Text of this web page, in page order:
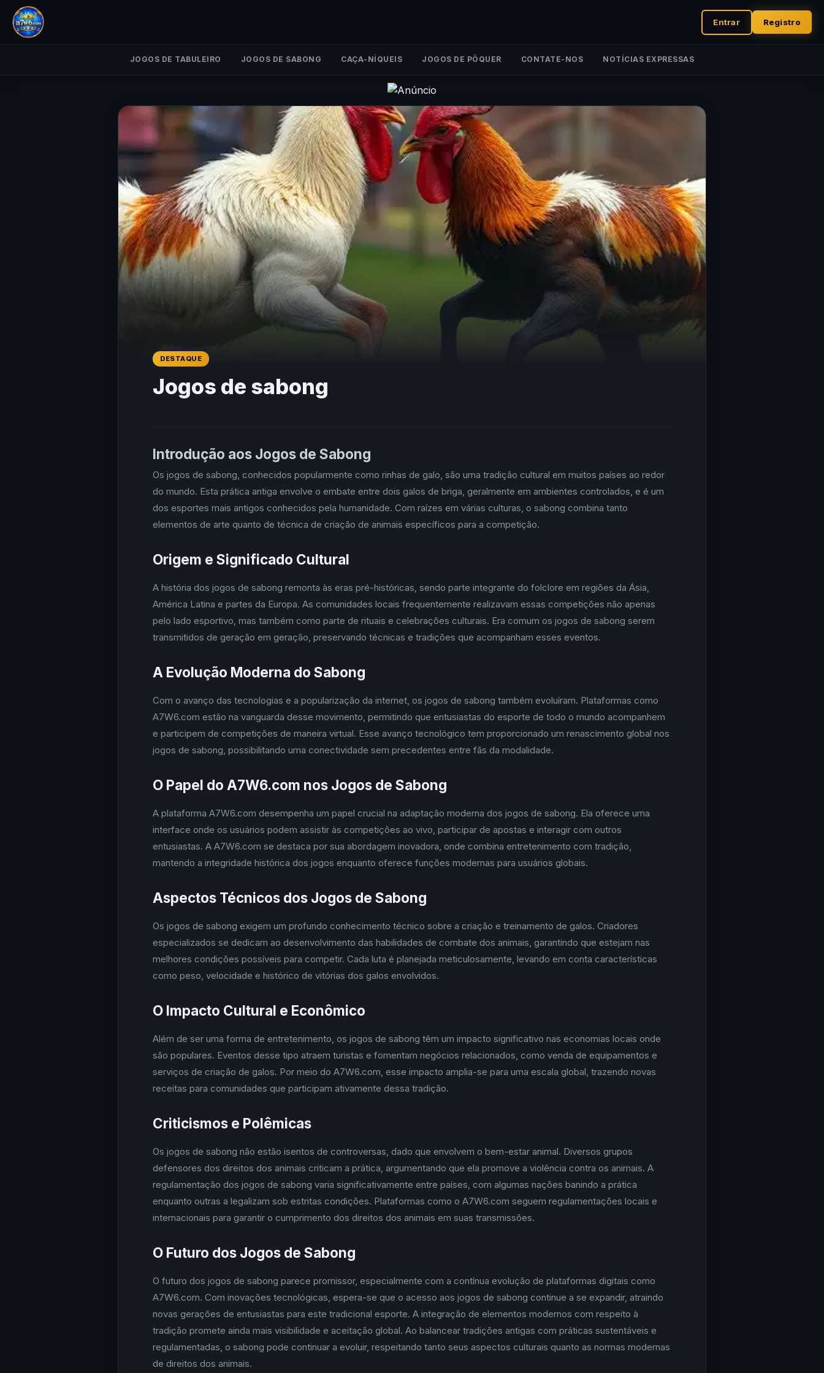
Entrar Registro
JOGOS DE TABULEIRO JOGOS DE SABONG CAÇA-NÍQUEIS JOGOS DE PÔQUER CONTATE-NOS NOTÍCIAS EXPRESSAS
DESTAQUE
Jogos de sabong
Introdução aos Jogos de Sabong
Os jogos de sabong, conhecidos popularmente como rinhas de galo, são uma tradição cultural em muitos países ao redor
do mundo. Esta prática antiga envolve o embate entre dois galos de briga, geralmente em ambientes controlados, e é um
dos esportes mais antigos conhecidos pela humanidade. Com raízes em várias culturas, o sabong combina tanto
elementos de arte quanto de técnica de criação de animais específicos para a competição.
Origem e Significado Cultural
A história dos jogos de sabong remonta às eras pré-históricas, sendo parte integrante do folclore em regiões da Ásia,
América Latina e partes da Europa. As comunidades locais frequentemente realizavam essas competições não apenas
pelo lado esportivo, mas também como parte de rituais e celebrações culturais. Era comum os jogos de sabong serem
transmitidos de geração em geração, preservando técnicas e tradições que acompanham esses eventos.
A Evolução Moderna do Sabong
Com o avanço das tecnologias e a popularização da internet, os jogos de sabong também evoluíram. Plataformas como
A7W6.com estão na vanguarda desse movimento, permitindo que entusiastas do esporte de todo o mundo acompanhem
e participem de competições de maneira virtual. Esse avanço tecnológico tem proporcionado um renascimento global nos
jogos de sabong, possibilitando uma conectividade sem precedentes entre fãs da modalidade.
O Papel do A7W6.com nos Jogos de Sabong
A plataforma A7W6.com desempenha um papel crucial na adaptação moderna dos jogos de sabong. Ela oferece uma
interface onde os usuários podem assistir às competições ao vivo, participar de apostas e interagir com outros
entusiastas. A A7W6.com se destaca por sua abordagem inovadora, onde combina entretenimento com tradição,
mantendo a integridade histórica dos jogos enquanto oferece funções modernas para usuários globais.
Aspectos Técnicos dos Jogos de Sabong
Os jogos de sabong exigem um profundo conhecimento técnico sobre a criação e treinamento de galos. Criadores
especializados se dedicam ao desenvolvimento das habilidades de combate dos animais, garantindo que estejam nas
melhores condições possíveis para competir. Cada luta é planejada meticulosamente, levando em conta características
como peso, velocidade e histórico de vitórias dos galos envolvidos.
O Impacto Cultural e Econômico
Além de ser uma forma de entretenimento, os jogos de sabong têm um impacto significativo nas economias locais onde
são populares. Eventos desse tipo atraem turistas e fomentam negócios relacionados, como venda de equipamentos e
serviços de criação de galos. Por meio do A7W6.com, esse impacto amplia-se para uma escala global, trazendo novas
receitas para comunidades que participam ativamente dessa tradição.
Criticismos e Polêmicas
Os jogos de sabong não estão isentos de controversas, dado que envolvem o bem-estar animal. Diversos grupos
defensores dos direitos dos animais criticam a prática, argumentando que ela promove a violência contra os animais. A
regulamentação dos jogos de sabong varia significativamente entre países, com algumas nações banindo a prática
enquanto outras a legalizam sob estritas condições. Plataformas como o A7W6.com seguem regulamentações locais e
internacionais para garantir o cumprimento dos direitos dos animais em suas transmissões.
O Futuro dos Jogos de Sabong
O futuro dos jogos de sabong parece promissor, especialmente com a contínua evolução de plataformas digitais como
A7W6.com. Com inovações tecnológicas, espera-se que o acesso aos jogos de sabong continue a se expandir, atraindo
novas gerações de entusiastas para este tradicional esporte. A integração de elementos modernos com respeito à
tradição promete ainda mais visibilidade e aceitação global. Ao balancear tradições antigas com práticas sustentáveis e
regulamentadas, o sabong pode continuar a evoluir, respeitando tanto seus aspectos culturais quanto as normas modernas
de direitos dos animais.